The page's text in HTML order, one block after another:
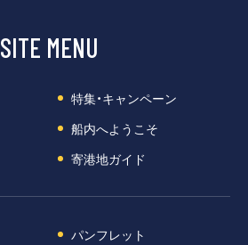
SITE MENU
特集・キャンペーン
船内へようこそ
寄港地ガイド
パンフレット